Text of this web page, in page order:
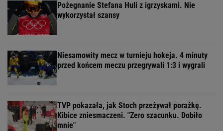
Pożegnanie Stefana Huli z igrzyskami. Nie
wykorzystał szansy
Niesamowity mecz w turnieju hokeja. 4 minuty
przed końcem meczu przegrywali 1:3 i wygrali
TVP pokazała, jak Stoch przeżywał porażkę.
Kibice zniesmaczeni. "Zero szacunku. Dobiło
mnie"